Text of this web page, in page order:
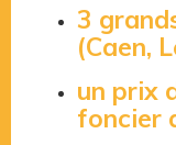
3
(Caen,
un prix
foncier